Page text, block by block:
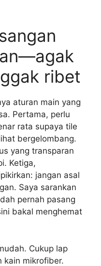
ribet
aturan main yang
Pertama, perlu
rata supaya tile
bergelombang.
yang transparan
Ketiga,
jangan asal
Saya sarankan
pernah pasang
bakal menghemat
Cukup lap
kain mikrofiber.